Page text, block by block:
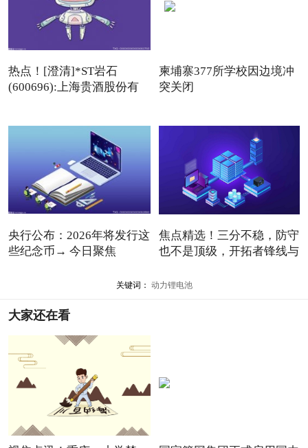
热点！[澄清]*ST岩石
(600696):上海贵酒股份有
柬埔寨377所学校因边境冲
突关闭
央行公布：2026年将发行这
些纪念币→ 今日聚焦
焦点精选！三分不稳，防守
也不是顶级，开拓者锋线与
关键词： 动力锂电池
大家还在看